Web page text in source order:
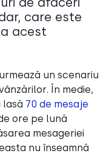
care este
acest
un scenariu
În medie,
lasă 70 de mesaje
ore pe lună
mesageriei
nu înseamnă